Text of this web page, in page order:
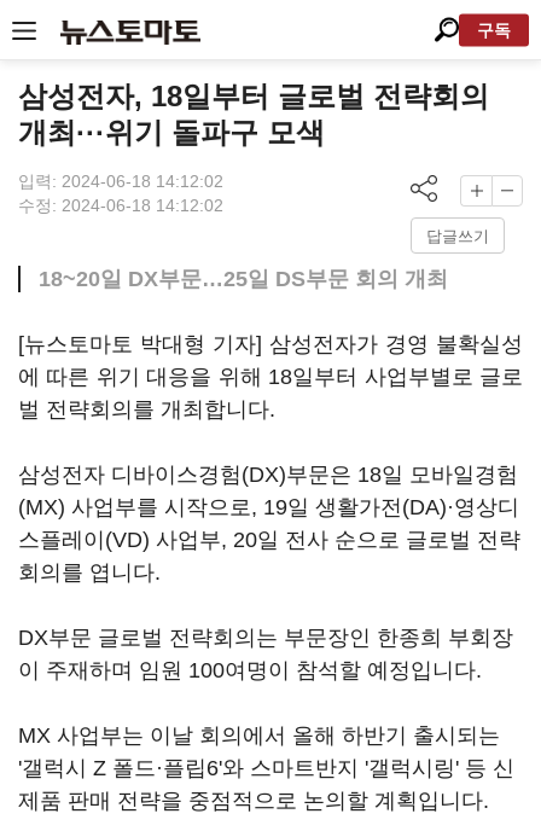
구독
삼성전자, 18일부터 글로벌 전략회의
개최···위기 돌파구 모색
입력: 2024-06-18 14:12:02
수정: 2024-06-18 14:12:02
답글쓰기
18~20일 DX부문…25일 DS부문 회의 개최
[뉴스토마토 박대형 기자] 삼성전자가 경영 불확실성
에 따른 위기 대응을 위해 18일부터 사업부별로 글로
벌 전략회의를 개최합니다.
삼성전자 디바이스경험(DX)부문은 18일 모바일경험
(MX) 사업부를 시작으로, 19일 생활가전(DA)·영상디
스플레이(VD) 사업부, 20일 전사 순으로 글로벌 전략
회의를 엽니다.
DX부문 글로벌 전략회의는 부문장인 한종희 부회장
이 주재하며 임원 100여명이 참석할 예정입니다.
MX 사업부는 이날 회의에서 올해 하반기 출시되는
'갤럭시 Z 폴드·플립6'와 스마트반지 '갤럭시링' 등 신
제품 판매 전략을 중점적으로 논의할 계획입니다.